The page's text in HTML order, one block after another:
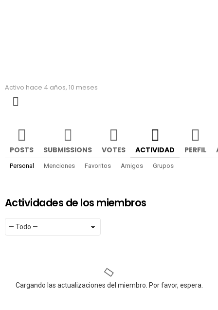
Activo hace 4 años, 10 meses
POSTS SUBMISSIONS VOTES ACTIVIDAD PERFIL
Personal Menciones Favoritos Amigos Grupos
Actividades de los miembros
RSS
Mostrar:
Cargando las actualizaciones del miembro. Por favor, espera.